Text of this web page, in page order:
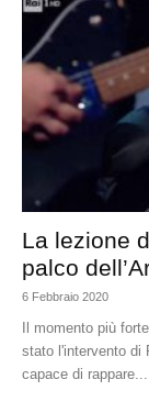
La lezione
palco
6 Febbraio 2020
Il momento più
stato l'intervento di
capace di rappare...